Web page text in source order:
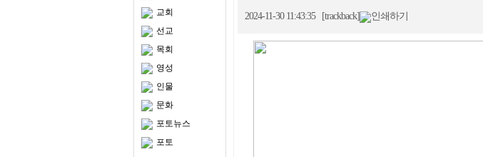
샬롬나비 호르무즈 해협 안전항행 확보 참여에 대해
교회
선교
목회
영성
인물
문화
포토뉴스
포토
2024-11-30 11:43:35 [trackback] 인쇄하기